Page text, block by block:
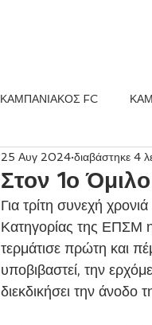
ΚΑΜΠΑΝΙΑΚΟΣ FC
Στον 1ο
25 Αυγ 2024 διαβάστηκε 4
Για τρίτη συνεχή
Κατηγορίας της ΕΠΣΜ
τερμάτισε πρώτη και
υποβιβαστεί, την
διεκδικήσει την άνοδο